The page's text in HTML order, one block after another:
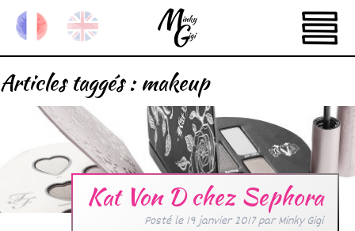
Articles taggés :makeup
Kat Von D chez Sephora
Posté le19 janvier 2017parMinky Gigi